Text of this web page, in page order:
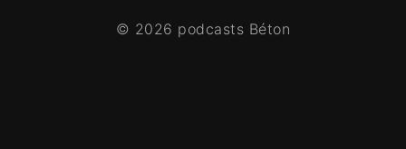
© 2026 podcasts Béton